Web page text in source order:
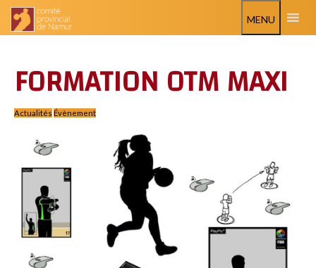
MENU
FORMATION OTM MAXI
Actualités Évènement